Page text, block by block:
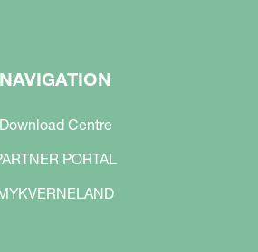
NAVIGATION
Download Centre
PORTAL